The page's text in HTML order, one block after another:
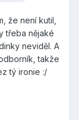
že není kutil,
třeba nějaké
neviděl. A
takže
tý ironie :/